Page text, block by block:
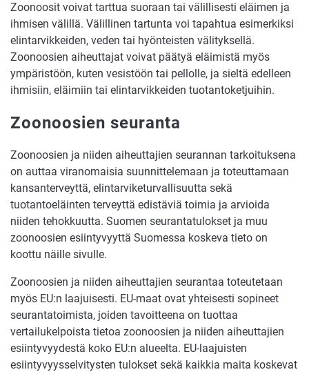
Zoonoosit voivat tarttua suoraan tai välillisesti eläimen ja
ihmisen välillä. Välillinen tartunta voi tapahtua esimerkiksi
elintarvikkeiden, veden tai hyönteisten välityksellä.
Zoonoosien aiheuttajat voivat päätyä eläimistä myös
ympäristöön, kuten vesistöön tai pellolle, ja sieltä edelleen
ihmisiin, eläimiin tai elintarvikkeiden tuotantoketjuihin.
Zoonoosien seuranta
Zoonoosien ja niiden aiheuttajien seurannan tarkoituksena
on auttaa viranomaisia suunnittelemaan ja toteuttamaan
kansanterveyttä, elintarviketurvallisuutta sekä
tuotantoeläinten terveyttä edistäviä toimia ja arvioida
niiden tehokkuutta. Suomen seurantatulokset ja muu
zoonoosien esiintyvyyttä Suomessa koskeva tieto on
koottu näille sivulle.
Zoonoosien ja niiden aiheuttajien seurantaa toteutetaan
myös EU:n laajuisesti. EU-maat ovat yhteisesti sopineet
seurantatoimista, joiden tavoitteena on tuottaa
vertailukelpoista tietoa zoonoosien ja niiden aiheuttajien
esiintyvyydestä koko EU:n alueelta. EU-laajuisten
esiintyvyysselvitysten tulokset sekä kaikkia maita koskevat